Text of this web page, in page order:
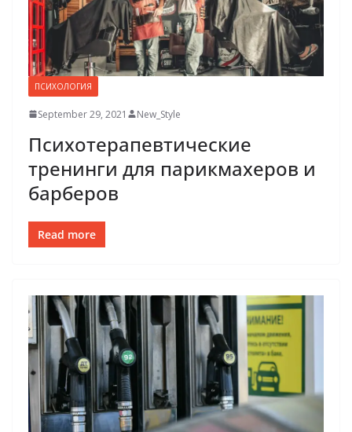
ПСИХОЛОГИЯ
September 29, 2021 New_Style
Психотерапевтические
тренинги для парикмахеров и
барберов
Read more